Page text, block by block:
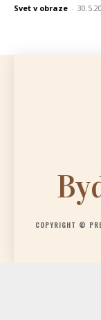
Svet v obraze -
COPYRIGHT ©